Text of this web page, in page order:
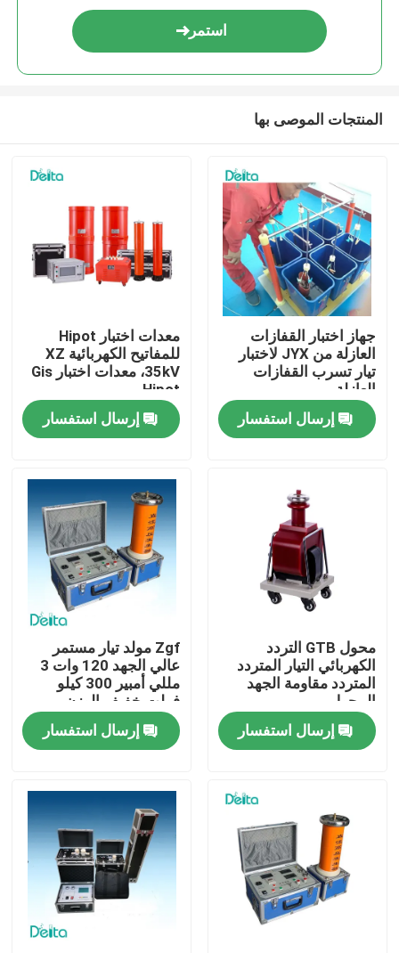
المنزل
فيديوهات
معلومات عنا
جولة في المعمل
رقابة جودة
اطلب اقتباس
معدات الاختبار الكهربائية
استمر
المنتجات الموصى بها
جهاز اختبار القفازات
العازلة من JYX لاختبار
تيار تسرب القفازات
العازلة
إرسال استفسار
معدات اختبار Hipot
للمفاتيح الكهربائية XZ
35kV، معدات اختبار Gis
Hipot
إرسال استفسار
محول GTB التردد
الكهربائي التيار المتردد
المتردد مقاومة الجهد
المحول
إرسال استفسار
Zgf مولد تيار مستمر
عالي الجهد 120 وات 3
مللي أمبير 300 كيلو
فولت خفيف الوزن
إرسال استفسار